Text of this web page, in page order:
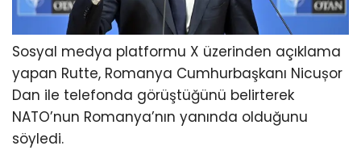
Sosyal medya platformu X üzerinden açıklama
yapan Rutte, Romanya Cumhurbaşkanı Nicușor
Dan ile telefonda görüştüğünü belirterek
NATO’nun Romanya’nın yanında olduğunu
söyledi.